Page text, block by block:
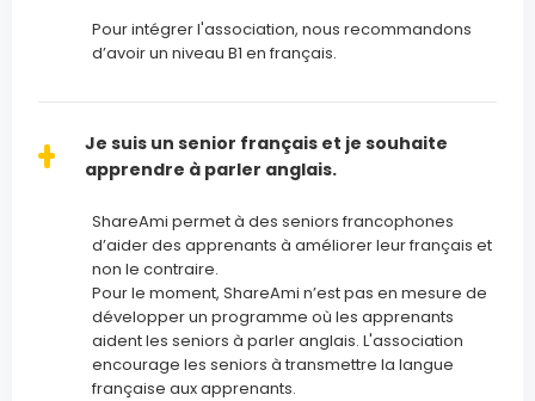
Pour intégrer l'association, nous recommandons
d’avoir un niveau B1 en français.
Je suis un senior français et je souhaite
apprendre à parler anglais.
ShareAmi permet à des seniors francophones
d’aider des apprenants à améliorer leur français et
non le contraire.
Pour le moment, ShareAmi n’est pas en mesure de
développer un programme où les apprenants
aident les seniors à parler anglais. L'association
encourage les seniors à transmettre la langue
française aux apprenants.